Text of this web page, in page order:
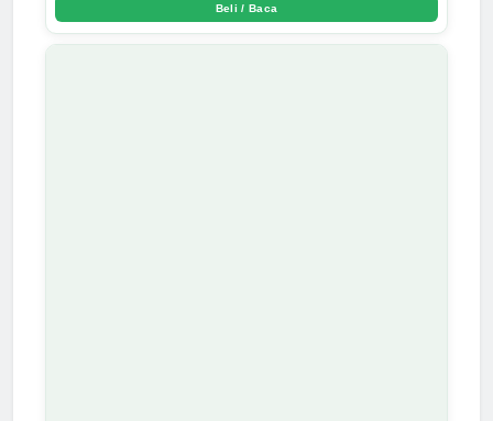
Beli / Baca